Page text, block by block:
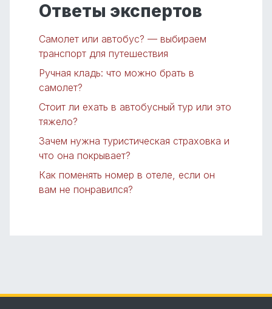
Ответы экспертов
Самолет или автобус? — выбираем
транспорт для путешествия
Ручная кладь: что можно брать в
самолет?
Стоит ли ехать в автобусный тур или это
тяжело?
Зачем нужна туристическая страховка и
что она покрывает?
Как поменять номер в отеле, если он
вам не понравился?